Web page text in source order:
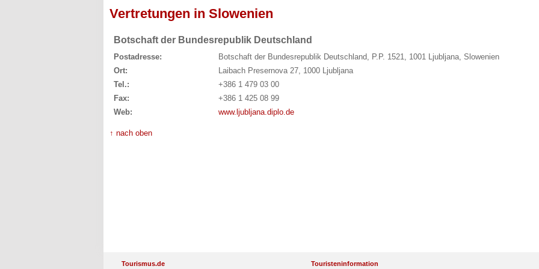
Vertretungen in Slowenien
Botschaft der Bundesrepublik Deutschland
Postadresse:
Botschaft der Bundesrepublik Deutschland, P.P. 1521, 1001 Ljubljana, Slowenien
Ort:
Laibach Presernova 27, 1000 Ljubljana
Tel.:
+386 1 479 03 00
Fax:
+386 1 425 08 99
Web:
www.ljubljana.diplo.de
↑ nach oben
Tourismus.de Touristeninformation